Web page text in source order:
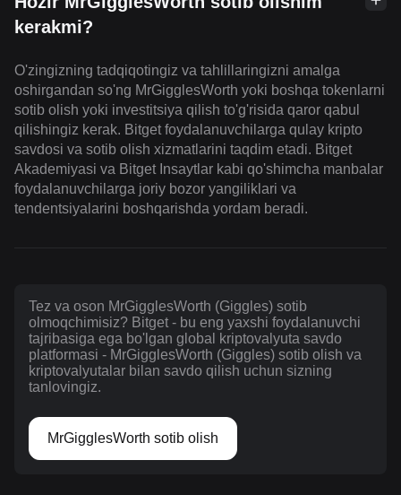
kerakmi?
O'zingizning tadqiqotingiz va tahlillaringizni amalga
oshirgandan so'ng MrGigglesWorth yoki boshqa tokenlarni
sotib olish yoki investitsiya qilish to'g'risida qaror qabul
qilishingiz kerak. Bitget foydalanuvchilarga qulay kripto
savdosi va sotib olish xizmatlarini taqdim etadi. Bitget
Akademiyasi va Bitget Insaytlar kabi qo'shimcha manbalar
foydalanuvchilarga joriy bozor yangiliklari va
tendentsiyalarini boshqarishda yordam beradi.
Tez va oson MrGigglesWorth (Giggles) sotib
olmoqchimisiz? Bitget - bu eng yaxshi foydalanuvchi
tajribasiga ega bo'lgan global kriptovalyuta savdo
platformasi - MrGigglesWorth (Giggles) sotib olish va
kriptovalyutalar bilan savdo qilish uchun sizning
tanlovingiz.
MrGigglesWorth sotib olish